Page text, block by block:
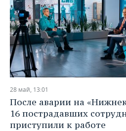
28 май, 13:01
После аварии на
16 пострадавших
приступили к работе